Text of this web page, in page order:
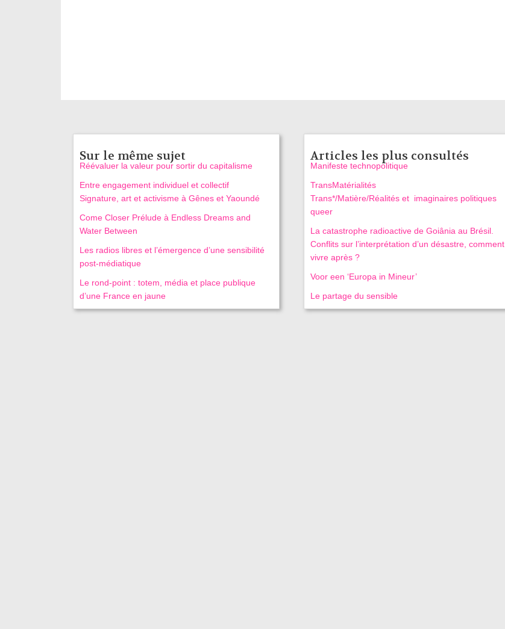
Sur le même sujet
Réévaluer la valeur pour sortir du capitalisme
Entre engagement individuel et collectif
Signature, art et activisme à Gênes et Yaoundé
Come Closer Prélude à Endless Dreams and
Water Between
Les radios libres et l’émergence d’une sensibilité
post-médiatique
Le rond-point : totem, média et place publique
d’une France en jaune
Articles les plus consultés
Manifeste technopolitique
TransMatérialités
Trans*/Matière/Réalités et imaginaires politiques
queer
La catastrophe radioactive de Goiânia au Brésil.
Conflits sur l’interprétation d’un désastre, comment
vivre après ?
Voor een ‘Europa in Mineur’
Le partage du sensible